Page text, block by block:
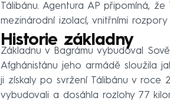
Tálibánu. Agentura AP připomíná,
mezinárodní izolací, vnitřními
Historie základny
Základnu v Bagrámu vybudoval
Afghánistánu jeho armádě sloužila
ji získaly po svržení Tálibánu v roce
vybudovali a dosáhla rozlohy 77